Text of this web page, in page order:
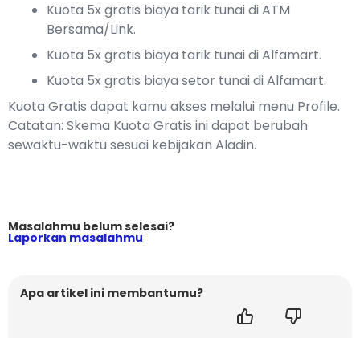
Kuota 5x gratis biaya tarik tunai di ATM
Bersama/Link.
Kuota 5x gratis biaya tarik tunai di Alfamart.
Kuota 5x gratis biaya setor tunai di Alfamart.
Kuota Gratis dapat kamu akses melalui menu Profile.
Catatan: Skema Kuota Gratis ini dapat berubah
sewaktu-waktu sesuai kebijakan Aladin.
Masalahmu belum selesai?
Laporkan masalahmu
Apa artikel ini membantumu?